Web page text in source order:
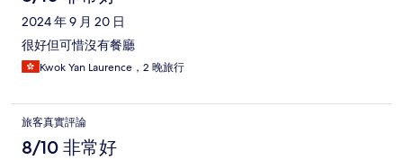
2024 年 9 月 20 日
很好但可惜沒有餐廳
Kwok Yan Laurence，2 晚旅行
旅客真實評論
8/10 非常好